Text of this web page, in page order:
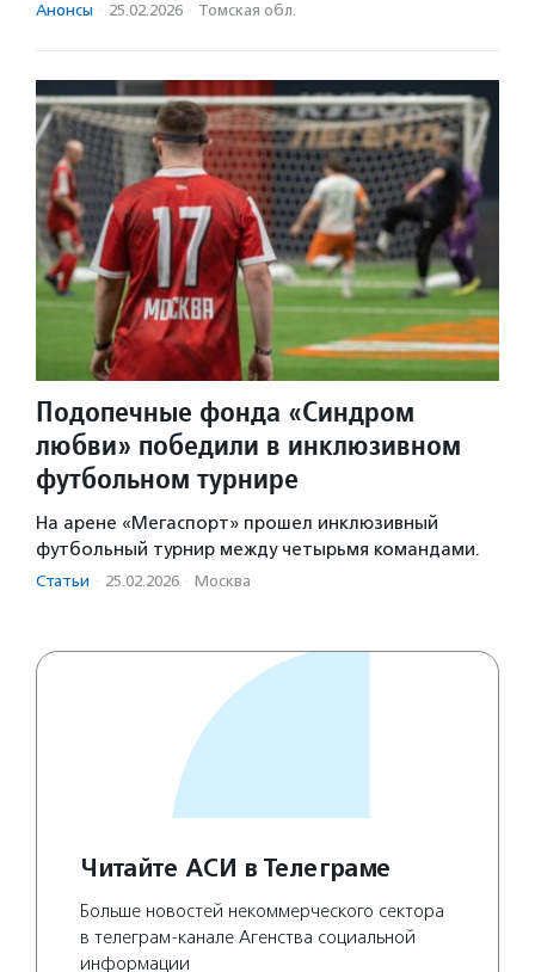
Анонсы · 25.02.2026 · Томская обл.
Подопечные фонда «Синдром
любви» победили в инклюзивном
футбольном турнире
На арене «Мегаспорт» прошел инклюзивный
футбольный турнир между четырьмя командами.
Статьи · 25.02.2026 · Москва
Читайте АСИ в Телеграме
Больше новостей некоммерческого сектора
в телеграм-канале Агенства социальной
информации